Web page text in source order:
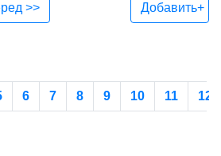
>> Добавить+
6 7 8 9 10 11 12